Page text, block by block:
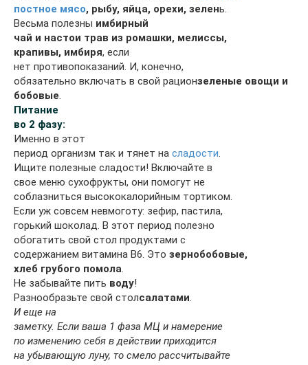
постное мясо, рыбу, яйца, орехи, зелень.
Весьма полезны имбирный
чай и настои трав из ромашки, мелиссы,
крапивы, имбиря, если
нет противопоказаний. И, конечно,
обязательно включать в свой рационзеленые овощи и
бобовые.
Питание
во 2 фазу:
Именно в этот
период организм так и тянет на сладости.
Ищите полезные сладости! Включайте в
свое меню сухофрукты, они помогут не
соблазниться высококалорийным тортиком.
Если уж совсем невмоготу: зефир, пастила,
горький шоколад. В этот период полезно
обогатить свой стол продуктами с
содержанием витамина В6. Это зернобобовые,
хлеб грубого помола.
Не забывайте пить воду!
Разнообразьте свой столсалатами.
И еще на
заметку. Если ваша 1 фаза МЦ и намерение
по изменению себя в действии приходится
на убывающую луну, то смело рассчитывайте